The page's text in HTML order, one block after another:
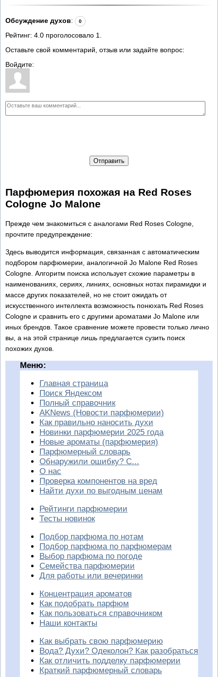
Обсуждение духов: 0
Рейтинг: 4.0 проголосовало 1.
Оставьте свой комментарий, отзыв или задайте вопрос:
Войдите:
Отправить
Парфюмерия похожая на Red Roses
Cologne Jo Malone
Прежде чем знакомиться с аналогами Red Roses Cologne,
прочтите предупреждение:
Здесь выводится информация, связанная с автоматическим
подбором парфюмерии, аналогичной Jo Malone Red Roses
Cologne. Алгоритм поиска использует схожие параметры в
наименованиях, сериях, линиях, основных нотах пирамидки и
массе других показателей, но не стоит ожидать от
искусственного интеллекта возможность понюхать Red Roses
Cologne и сравнить его с другими ароматами Jo Malone или
иных брендов. Такое сравнение можете провести только лично
вы, а на этой странице лишь предлагается сузить поиск
похожих духов.
Меню:
Главная страница
Поиск Яндексом
Полный справочник
AKNews (Новости парфюмерии)
Как правильно наносить духи
Новинки парфюмерии 2025 года
Новые ароматы (парфюмерия)
Парфюмерный словарь
Обнаружили ошибку? С...
О нас
Проверка компонентов на вред
Найти духи по выгодным ценам
Рейтинги парфюмерии
Тесты новинок
Подбор парфюма по нотам
Подбор парфюма по парфюмерам
Выбор парфюма по погоде
Семейства парфюмерии
Для работы или вечеринки
Концентрация ароматов
Как подобрать парфюм
Как пользоваться справочником
Наши контакты
Как выбрать свою парфюмерию
Вода? Духи? Одеколон? Как разобраться
Как отличить подделку парфюмерии
Краткий парфюмерный словарь